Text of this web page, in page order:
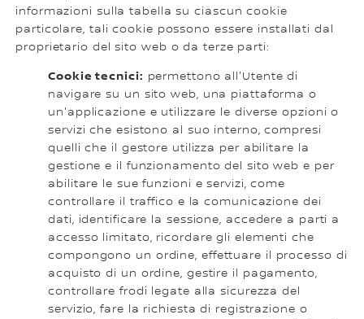
informazioni sulla tabella su ciascun cookie
particolare, tali cookie possono essere installati dal
proprietario del sito web o da terze parti:
Cookie tecnici: permettono all'Utente di
navigare su un sito web, una piattaforma o
un'applicazione e utilizzare le diverse opzioni o
servizi che esistono al suo interno, compresi
quelli che il gestore utilizza per abilitare la
gestione e il funzionamento del sito web e per
abilitare le sue funzioni e servizi, come
controllare il traffico e la comunicazione dei
dati, identificare la sessione, accedere a parti a
accesso limitato, ricordare gli elementi che
compongono un ordine, effettuare il processo di
acquisto di un ordine, gestire il pagamento,
controllare frodi legate alla sicurezza del
servizio, fare la richiesta di registrazione o